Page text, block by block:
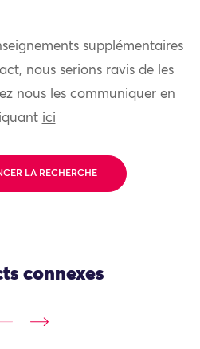
supplémentaires
nous serions ravis de les
nous les communiquer en
ici
LA RECHERCHE
connexes